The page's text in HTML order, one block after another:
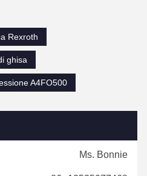
Rexroth
ghisa
A4FO500
Ms. Bonnie